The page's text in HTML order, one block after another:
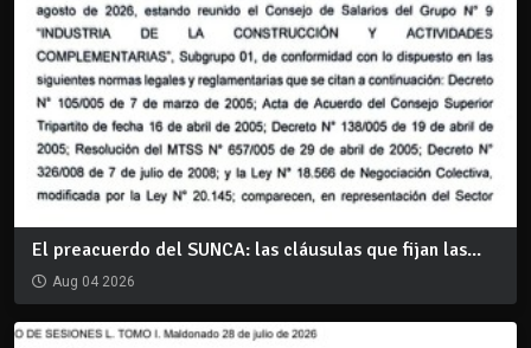
El preacuerdo del SUNCA: las cláusulas que fijan las...
Aug 04 2026